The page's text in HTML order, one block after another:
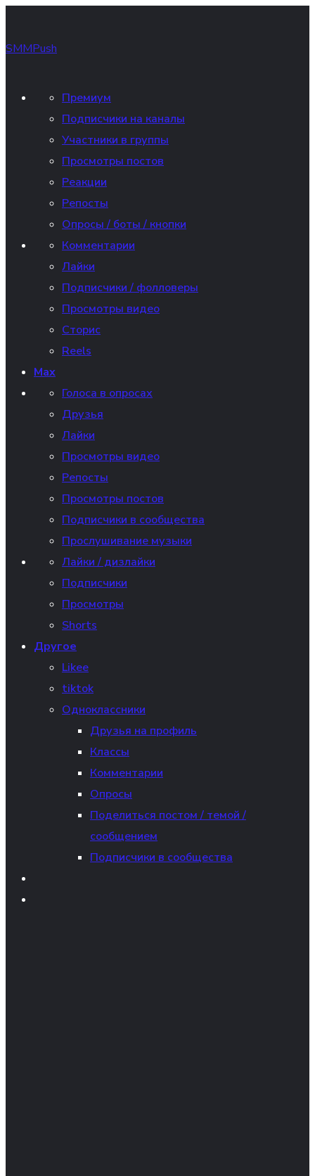
SMMPush
Премиум
Подписчики на каналы
Участники в группы
Просмотры постов
Реакции
Репосты
Опросы / боты / кнопки
Комментарии
Лайки
Подписчики / фолловеры
Просмотры видео
Сторис
Reels
Max
Голоса в опросах
Друзья
Лайки
Просмотры видео
Репосты
Просмотры постов
Подписчики в сообщества
Прослушивание музыки
Лайки / дизлайки
Подписчики
Просмотры
Shorts
Другое
Likee
tiktok
Одноклассники
Друзья на профиль
Классы
Комментарии
Опросы
Поделиться постом / темой /
сообщением
Подписчики в сообщества